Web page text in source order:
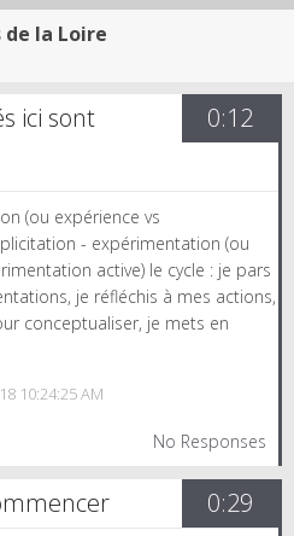
de la Loire
0:12
ici sont
(ou expérience vs
- expérimentation (ou
active) le cycle : je pars
je réfléchis à mes actions,
conceptualiser, je mets en
10:24:25 AM
No Responses
0:29